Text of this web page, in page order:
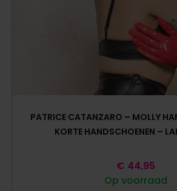
PATRICE CATANZARO – MOLLY
KORTE HANDSCHOENEN –
Op voorraad
€ 44,95